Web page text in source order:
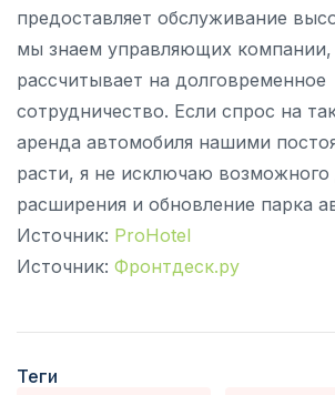
предоставляет обслуживание
мы знаем управляющих
рассчитывает на долговременное
сотрудничество. Если спрос на
аренда автомобиля нашими
расти, я не исключаю возможного
расширения и обновление парка
Источник: ProHotel
Источник: Фронтдеск.ру
Теги